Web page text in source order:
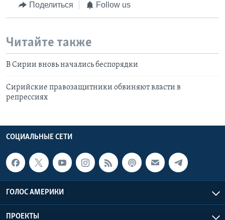
Поделиться Follow us
Читайте также
В Сирии вновь начались беспорядки
Сирийские правозащитники обвиняют власти в
репрессиях
СОЦИАЛЬНЫЕ СЕТИ
ГОЛОС АМЕРИКИ
ПРОЕКТЫ